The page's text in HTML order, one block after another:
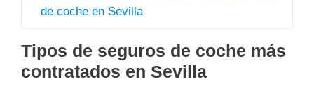
de coche en Sevilla
Tipos de seguros de coche más
contratados en Sevilla